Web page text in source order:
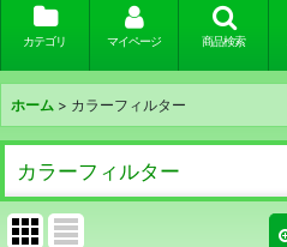
カテゴリ マイページ 商品検索
ホーム > カラーフィルター
カラーフィルター